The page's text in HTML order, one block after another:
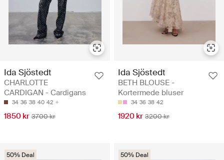
Ida Sjöstedt
CHARLOTTE
CARDIGAN - Cardigans
34 36 38 40 42
1850 kr 3700 kr
Ida Sjöstedt
BETH BLOUSE -
Kortermede bluser
34 36 38 42
1920 kr 3200 kr
50% Deal 50% Deal